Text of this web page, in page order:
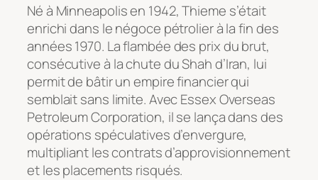
Né à Minneapolis en 1942, Thieme s’était
enrichi dans le négoce pétrolier à la fin des
années 1970. La flambée des prix du brut,
consécutive à la chute du Shah d’Iran, lui
permit de bâtir un empire financier qui
semblait sans limite. Avec Essex Overseas
Petroleum Corporation, il se lança dans des
opérations spéculatives d’envergure,
multipliant les contrats d’approvisionnement
et les placements risqués.